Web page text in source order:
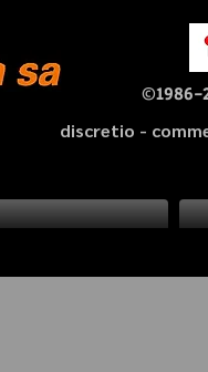
©1986-
discretio -